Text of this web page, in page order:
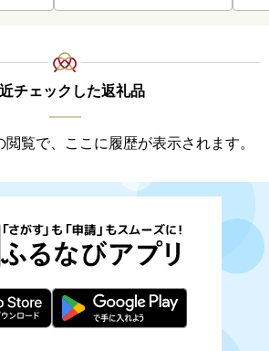
チェックした返礼品
覧で、ここに履歴が表示されます。